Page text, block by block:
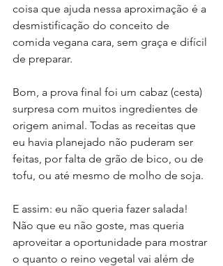
coisa que ajuda nessa aproximação é a
desmistificação do conceito de
comida vegana cara, sem graça e difícil
de preparar.
Bom, a prova final foi um cabaz (cesta)
surpresa com muitos ingredientes de
origem animal. Todas as receitas que
eu havia planejado não puderam ser
feitas, por falta de grão de bico, ou de
tofu, ou até mesmo de molho de soja.
E assim: eu não queria fazer salada!
Não que eu não goste, mas queria
aproveitar a oportunidade para mostrar
o quanto o reino vegetal vai além de